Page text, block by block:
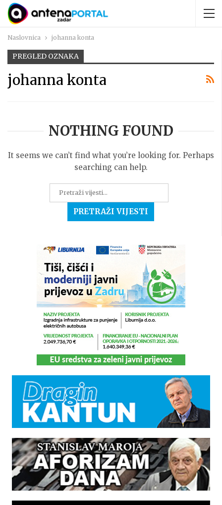
Naslovnica johanna konta
PREGLED OZNAKA
johanna konta
NOTHING FOUND
It seems we can’t find what you’re looking for. Perhaps
searching can help.